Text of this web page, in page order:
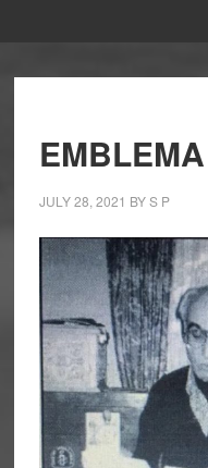
JULY 28, 2021 BYS P